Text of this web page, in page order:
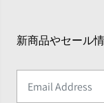
新商品やセール